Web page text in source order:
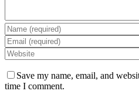
Save my name, email, and
time I comment.